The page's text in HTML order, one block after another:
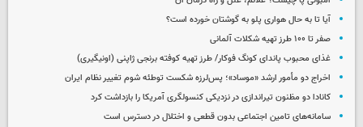
آیا تا به حال هواری پلو به گوشتان خورده است؟
صفر تا ۱۰۰ طرز تهیه شکلات آلمانی
غذای محبوب پاندای کونگ فوکار/ طرز تهیه کوفته برنجی ژاپنی (اونیگیری)
اخراج دو مأمور ارشد «موساد»؛ پس‌لرزه شکست توطئه شوم تغییر نظام ایران
کانادا دو مظنون تیراندازی در نزدیکی کنسولگری آمریکا را بازداشت کرد
سامانه‌های تامین اجتماعی بدون قطعی و اختلال در دسترس است